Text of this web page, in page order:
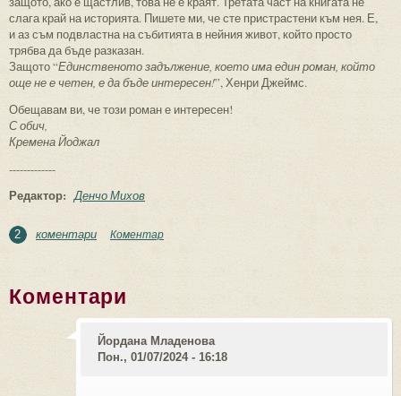
слага край на историята. Пишете ми, че сте пристрастени към нея. Е,
и аз съм подвластна на събитията в нейния живот, който просто
трябва да бъде разказан.
Защото “Единственото задължение, което има един роман, който
още не е четен, е да бъде интересен!”, Хенри Джеймс.
Обещавам ви, че този роман е интересен!
С обич,
Кремена Йоджал
-------------
Редактор: Денчо Михов
2 коментари Коментар
Коментари
Йордана Младенова
Пон., 01/07/2024 - 16:18